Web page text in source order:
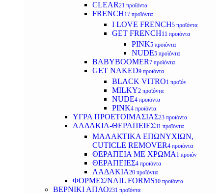
CLEAR21 προϊόντα
FRENCH17 προϊόντα
I LOVE FRENCH5 προϊόντα
GET FRENCH11 προϊόντα
PINK5 προϊόντα
NUDE5 προϊόντα
BABYBOOMER7 προϊόντα
GET NAKED9 προϊόντα
BLACK VITRO1 προϊόν
MILKY2 προϊόντα
NUDE4 προϊόντα
PINK4 προϊόντα
ΥΓΡΑ ΠΡΟΕΤΟΙΜΑΣΙΑΣ23 προϊόντα
ΛΑΔΑΚΙΑ-ΘΕΡΑΠΕΙΕΣ31 προϊόντα
ΜΑΛΑΚΤΙΚΑ ΕΠΩΝΥΧΙΩΝ,
CUTICLE REMOVER4 προϊόντα
ΘΕΡΑΠΕΙΑ ΜΕ ΧΡΩΜΑ 1 προϊόν
ΘΕΡΑΠΕΙΕΣ4 προϊόντα
ΛΑΔΑΚΙΑ20 προϊόντα
ΦΟΡΜΕΣ/NAIL FORMS10 προϊόντα
ΒΕΡΝΙΚΙ ΑΠΛΟ231 προϊόντα